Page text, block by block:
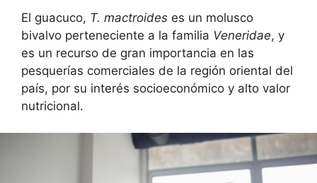
El guacuco, T. mactroides es un molusco
bivalvo perteneciente a la familia Veneridae, y
es un recurso de gran importancia en las
pesquerías comerciales de la región oriental del
país, por su interés socioeconómico y alto valor
nutricional.